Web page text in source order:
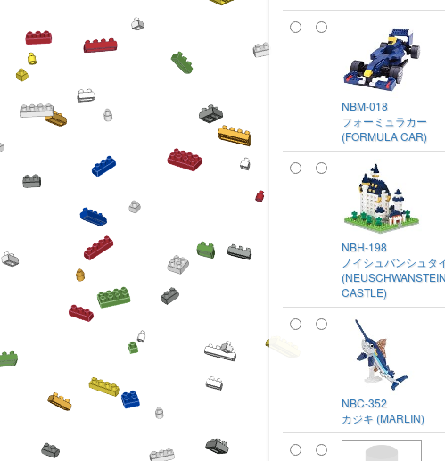
NBM-018
フォーミュラカー
(FORMULA CAR)
NBH-198
ノイシュバンシュタ
(NEUSCHWANSTEIN
CASTLE)
NBC-352
カジキ (MARLIN)